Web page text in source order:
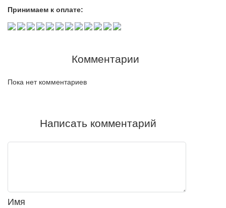
Принимаем к оплате:
Комментарии
Пока нет комментариев
Написать комментарий
Имя